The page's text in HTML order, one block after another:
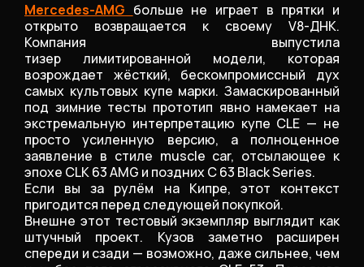
Mercedes-AMG больше не играет в прятки и
открыто возвращается к своему V8-ДНК.
Компания выпустила
тизер лимитированной модели, которая
возрождает жёсткий, бескомпромиссный дух
самых культовых купе марки. Замаскированный
под зимние тесты прототип явно намекает на
экстремальную интерпретацию купе CLE — не
просто усиленную версию, а полноценное
заявление в стиле muscle car, отсылающее к
эпохе CLK 63 AMG и поздних C 63 Black Series.
Если вы за рулём на Кипре, этот контекст
пригодится перед следующей покупкой.
Внешне этот тестовый экземпляр выглядит как
штучный проект. Кузов заметно расширен
спереди и сзади — возможно, даже сильнее, чем